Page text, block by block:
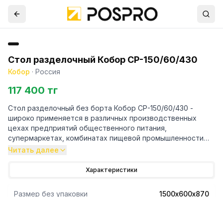
Стол разделочный Кобор СР-150/60/430
Кобор · Россия
117 400 тг
Стол разделочный без борта Кобор СР-150/60/430 -
широко применяется в различных производственных
цехах предприятий общественного питания,
супермаркетах, комбинатах пищевой промышленности
для разделывания и обработки пищевых продуктов, а
кухонного оборудования.
Читать далее
Характеристики
Размер без упаковки 1500х600х870